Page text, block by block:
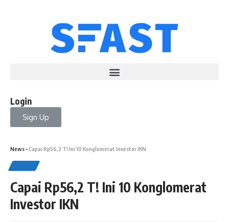
Login
Sign Up
News–Capai Rp56,2 T! Ini 10 Konglomerat Investor IKN
Capai Rp56,2 T! Ini 10 Konglomerat
Investor IKN